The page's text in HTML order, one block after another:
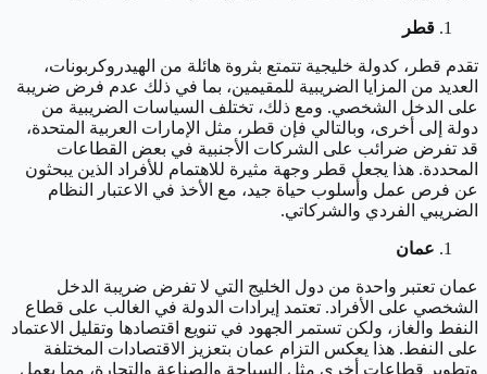
قطر
تقدم قطر، كدولة خليجية تتمتع بثروة هائلة من الهيدروكربونات،
العديد من المزايا الضريبية للمقيمين، بما في ذلك عدم فرض ضريبة
على الدخل الشخصي. ومع ذلك، تختلف السياسات الضريبية من
دولة إلى أخرى، وبالتالي فإن قطر، مثل الإمارات العربية المتحدة،
قد تفرض ضرائب على الشركات الأجنبية في بعض القطاعات
المحددة. هذا يجعل قطر وجهة مثيرة للاهتمام للأفراد الذين يبحثون
عن فرص عمل وأسلوب حياة جيد، مع الأخذ في الاعتبار النظام
الضريبي الفردي والشركاتي.
عمان
عمان تعتبر واحدة من دول الخليج التي لا تفرض ضريبة الدخل
الشخصي على الأفراد. تعتمد إيرادات الدولة في الغالب على قطاع
النفط والغاز، ولكن تستمر الجهود في تنويع اقتصادها وتقليل الاعتماد
على النفط. هذا يعكس التزام عمان بتعزيز الاقتصادات المختلفة
وتطوير قطاعات أخرى مثل السياحة والصناعة والتجارة، مما يعمل